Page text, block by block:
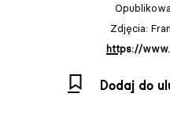
Zdjęcia:
https://
Dodaj do